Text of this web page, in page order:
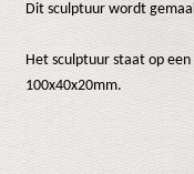
Dit sculptuur wordt
Het sculptuur staat op
100x40x20mm.